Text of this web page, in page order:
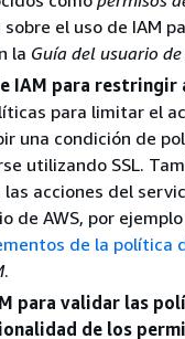
el uso de IAM
la Guía del usuario
para restringir
para limitar el
una condición de
utilizando SSL.
acciones del
de AWS, por
de la política
.
para validar las
de los